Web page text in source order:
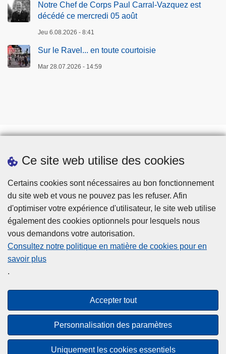
Ce site web utilise des cookies
Certains cookies sont nécessaires au bon fonctionnement
du site web et vous ne pouvez pas les refuser. Afin
d'optimiser votre expérience d'utilisateur, le site web utilise
également des cookies optionnels pour lesquels nous
vous demandons votre autorisation.
Consultez notre politique en matière de cookies pour en
savoir plus
.
Accepter tout
Personnalisation des paramètres
Uniquement les cookies essentiels
Notre Chef de Corps Paul Carral-Vazquez est
décédé ce mercredi 05 août
Jeu 6.08.2026 - 8:41
Sur le Ravel... en toute courtoisie
Mar 28.07.2026 - 14:59
Téléchargements
Presse
Accessibilité
© 2026 Police.be